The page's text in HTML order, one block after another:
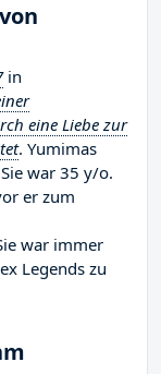
in
eine Liebe zur
. Yumimas
war 35 y/o.
er zum
war immer
Legends zu